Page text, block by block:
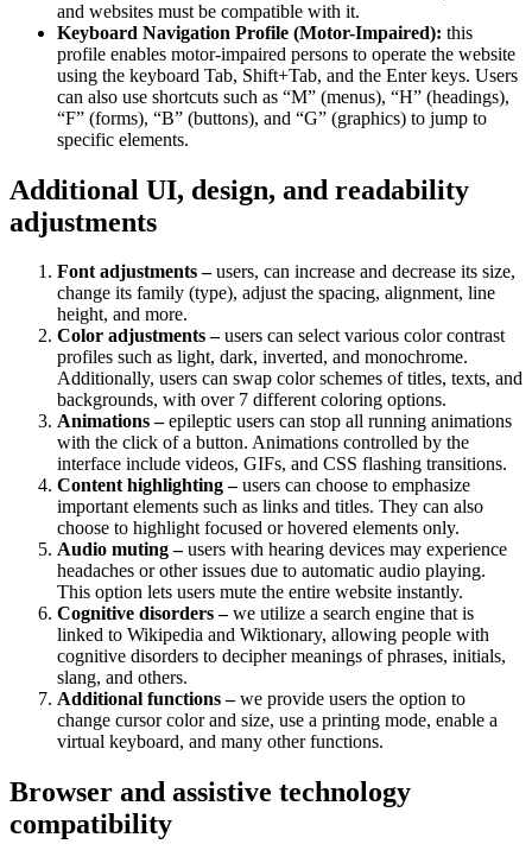
and websites must be compatible with it.
Keyboard Navigation Profile (Motor-Impaired): this
profile enables motor-impaired persons to operate the website
using the keyboard Tab, Shift+Tab, and the Enter keys. Users
can also use shortcuts such as “M” (menus), “H” (headings),
“F” (forms), “B” (buttons), and “G” (graphics) to jump to
specific elements.
Additional UI, design, and readability
adjustments
Font adjustments –users, can increase and decrease its size,
change its family (type), adjust the spacing, alignment, line
height, and more.
Color adjustments –users can select various color contrast
profiles such as light, dark, inverted, and monochrome.
Additionally, users can swap color schemes of titles, texts, and
backgrounds, with over 7 different coloring options.
Animations –epileptic users can stop all running animations
with the click of a button. Animations controlled by the
interface include videos, GIFs, and CSS flashing transitions.
Content highlighting –users can choose to emphasize
important elements such as links and titles. They can also
choose to highlight focused or hovered elements only.
Audio muting –users with hearing devices may experience
headaches or other issues due to automatic audio playing.
This option lets users mute the entire website instantly.
Cognitive disorders –we utilize a search engine that is
linked to Wikipedia and Wiktionary, allowing people with
cognitive disorders to decipher meanings of phrases, initials,
slang, and others.
Additional functions –we provide users the option to
change cursor color and size, use a printing mode, enable a
virtual keyboard, and many other functions.
Browser and assistive technology
compatibility